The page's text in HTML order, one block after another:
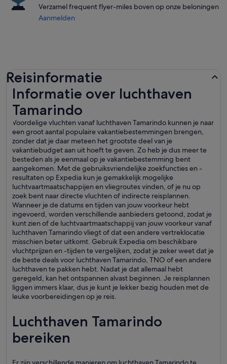
Verzamel frequent flyer-miles boven op onze beloningen
Aanmelden
Reisinformatie
Informatie over luchthaven
Tamarindo
Voordelige vluchten vanaf luchthaven Tamarindo kunnen je naar
een groot aantal populaire vakantiebestemmingen brengen,
zonder dat je daar meteen het grootste deel van je
vakantiebudget aan uit hoeft te geven. Zo heb je dus meer te
besteden als je eenmaal op je vakantiebestemming bent
aangekomen. Met de gebruiksvriendelijke zoekfuncties en -
resultaten op Expedia kun je gemakkelijk mogelijke
luchtvaartmaatschappijen en vliegroutes vinden, of je nu op
zoek bent naar directe vluchten of indirecte reisplannen.
Wanneer je de datums en tijden van jouw voorkeur hebt
ingevoerd, worden verschillende aanbieders getoond, zodat je
kunt zien of de luchtvaartmaatschappij van jouw voorkeur vanaf
luchthaven Tamarindo vliegt of dat een andere vertreklocatie
misschien beter uitkomt. Gebruik Expedia om beschikbare
vluchtprijzen en -tijden te vergelijken, zodat je zeker weet dat je
de beste deals voor luchthaven Tamarindo, TNO of een andere
luchthaven te pakken hebt. Nadat je dat allemaal hebt
geregeld, kan het ontspannen alvast beginnen. Je reisplannen
liggen immers klaar, dus je kunt je lekker bezig houden met de
leuke voorbereidingen op je reis.
Luchthaven Tamarindo
bereiken